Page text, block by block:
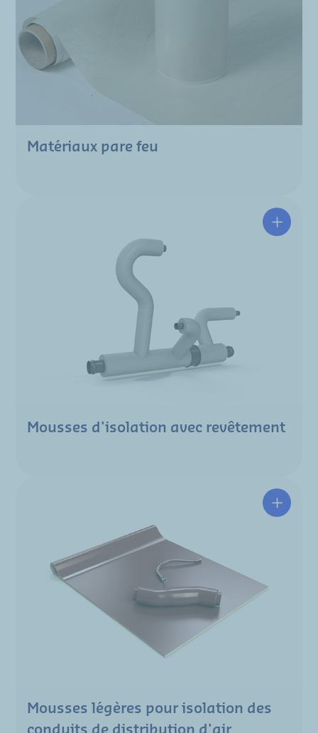
Matériaux pare feu
Mousses d'isolation avec revêtement
Mousses légères pour isolation des
conduits de distribution d'air